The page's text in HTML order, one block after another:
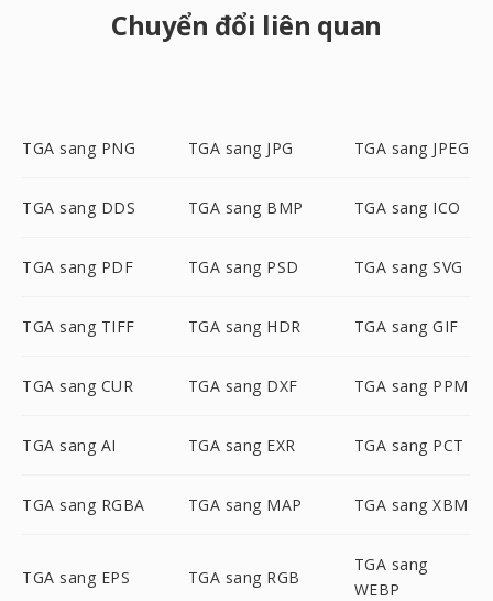
Chuyển đổi liên quan
TGA sang PNG TGA sang JPG TGA sang JPEG
TGA sang DDS TGA sang BMP TGA sang ICO
TGA sang PDF TGA sang PSD TGA sang SVG
TGA sang TIFF TGA sang HDR TGA sang GIF
TGA sang CUR TGA sang DXF TGA sang PPM
TGA sang AI TGA sang EXR TGA sang PCT
TGA sang RGBA TGA sang MAP TGA sang XBM
TGA sang EPS TGA sang RGB
TGA sang
WEBP